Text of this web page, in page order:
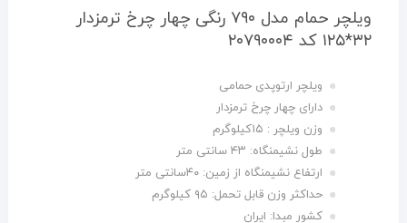
ویلچر حمام مدل ۷۹۰ رنگی چهار چرخ ترمزدار
۳۲*۱۲۵ کد ۲۰۷۹۰۰۰۴
ویلچر ارتوپدی حمامی
دارای چهار چرخ ترمزدار
وزن ویلچر : ۱۵کیلوگرم
طول نشیمنگاه: ۴۳ سانتی متر
ارتفاع نشیمنگاه از زمین: ۴۰سانتی متر
حداکثر وزن قابل تحمل: ۹۵ کیلوگرم
کشور مبدا: ایران